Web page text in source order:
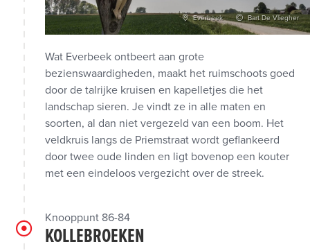
Everbeek Bart De Vliegher
Wat Everbeek ontbeert aan grote
bezienswaardigheden, maakt het ruimschoots goed
door de talrijke kruisen en kapelletjes die het
landschap sieren. Je vindt ze in alle maten en
soorten, al dan niet vergezeld van een boom. Het
veldkruis langs de Priemstraat wordt geflankeerd
door twee oude linden en ligt bovenop een kouter
met een eindeloos vergezicht over de streek.
Knooppunt 86-84
KOLLEBROEKEN